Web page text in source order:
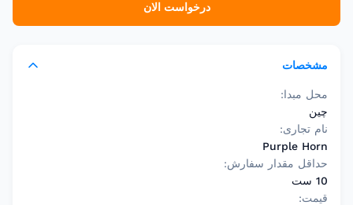
درخواست الان
مشخصات
محل مبدا:
چین
نام تجاری:
Purple Horn
حداقل مقدار سفارش:
10 ست
قیمت: